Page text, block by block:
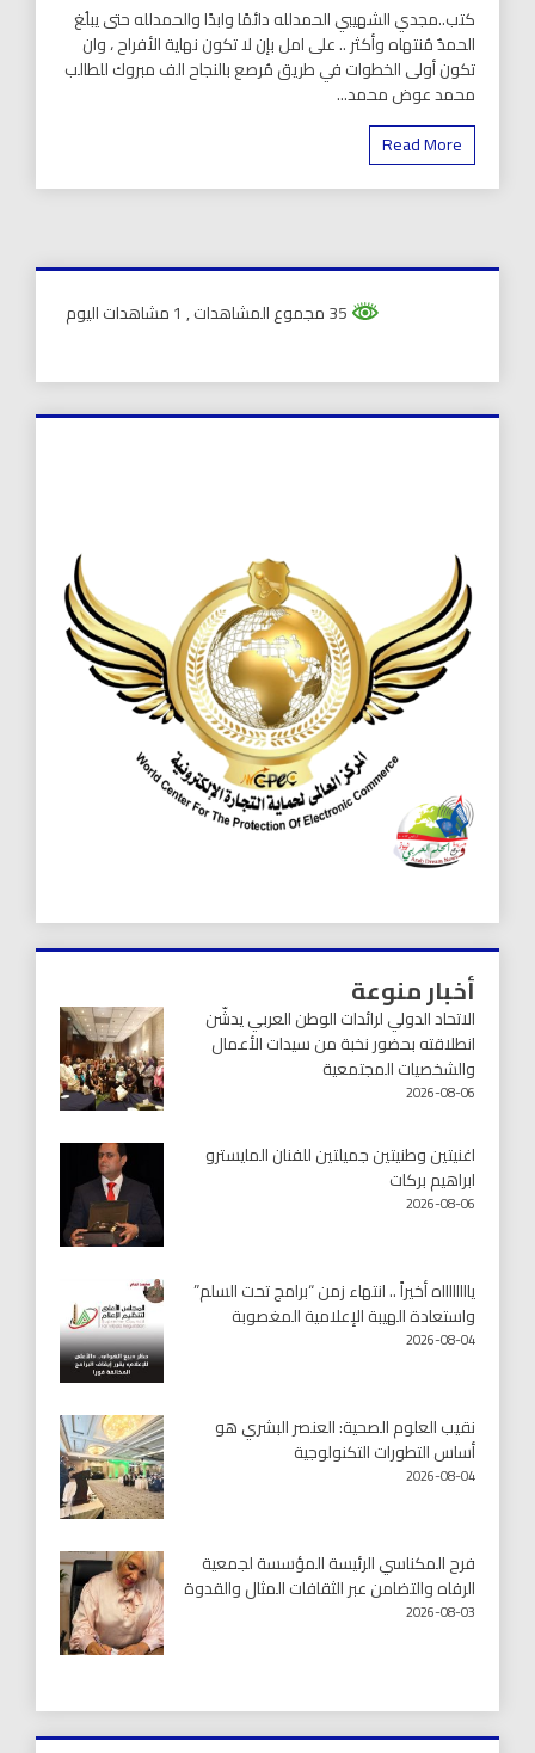
كتب..مجدي الشهيبي الحمدلله دائمًا وابدًا والحمدلله حتى يبلُغ
الحمدٌ مُنتهاه وأكثر .. على امل بإن لا تكون نهاية الأفراح ، وان
تكون أولى الخطوات في طريق مُرصع بالنجاح الف مبروك للطالب
محمد عوض محمد...
Read More
, 1 مشاهدات اليوم
أخبار منوعة
الاتحاد الدولي لرائدات الوطن العربي يدشّن
انطلاقته بحضور نخبة من سيدات الأعمال
والشخصيات المجتمعية
2026-08-06
اغنيتين وطنيتين جميلتين للفنان المايسترو
ابراهيم بركات
2026-08-06
يااااااااه أخيراً .. انتهاء زمن “برامج تحت السلم”
واستعادة الهيبة الإعلامية المغصوبة
2026-08-04
نقيب العلوم الصحية: العنصر البشري هو
أساس التطورات التكنولوجية
2026-08-04
فرح المكناسي الرئيسة المؤسسة لجمعية
الرفاه والتضامن عبر الثقافات المثال والقدوة
2026-08-03